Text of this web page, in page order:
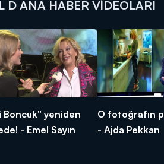
ANA HABER VIDEOLARI
Boncuk" yeniden
- Emel Sayın
O fotoğrafın
- Ajda Pekkan